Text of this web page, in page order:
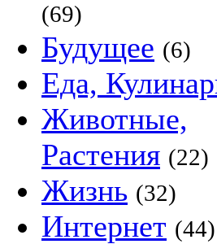
(69)
Будущее (6)
Еда,
Животные,
Растения (22)
Жизнь (32)
Интернет (44)